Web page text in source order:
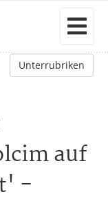
Unterrubriken
auf
-